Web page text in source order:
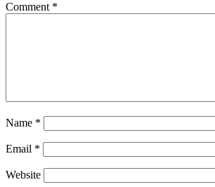
Comment *
Name *
Email *
Website